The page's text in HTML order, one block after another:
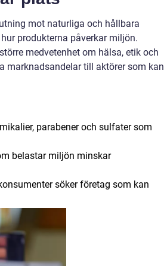
mot naturliga och hållbara
produkterna påverkar miljön.
medvetenhet om hälsa, etik och
marknadsandelar till aktörer som kan
parabener och sulfater som
belastar miljön minskar
söker företag som kan